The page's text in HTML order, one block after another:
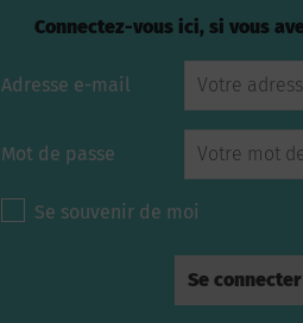
Connectez-vous ici, si vous
Adresse e-mail
Mot de passe
Se souvenir de moi